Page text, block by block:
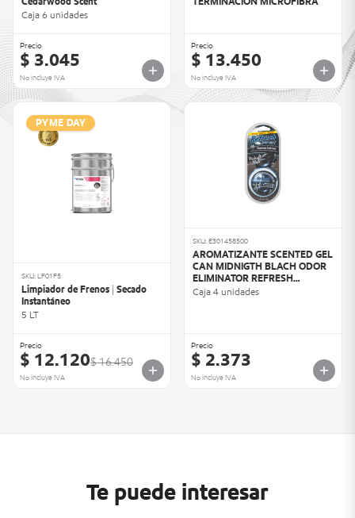
Caja 6 unidades
Precio
$ 3.045
No incluye IVA
Precio
$ 13.450
No incluye IVA
PYME DAY
SKU: LF01F5
Limpiador de Frenos | Secado
Instantáneo
5 LT
Precio
$ 12.120$ 16.450
No incluye IVA
SKU: E301458500
AROMATIZANTE SCENTED GEL
CAN MIDNIGTH BLACH ODOR
ELIMINATOR REFRESH
(458500)
Caja 4 unidades
Precio
$ 2.373
No incluye IVA
Te puede interesar